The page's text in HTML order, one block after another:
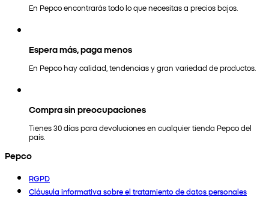
En Pepco encontrarás todo lo que necesitas a precios bajos.
Espera más, paga menos
En Pepco hay calidad, tendencias y gran variedad de productos.
Compra sin preocupaciones
Tienes 30 días para devoluciones en cualquier tienda Pepco del
país.
Pepco
RGPD
Cláusula informativa sobre el tratamiento de datos personales